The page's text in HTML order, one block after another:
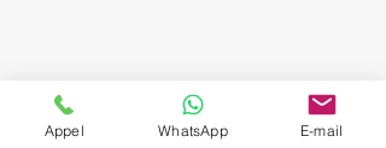
Appel WhatsApp E-mail